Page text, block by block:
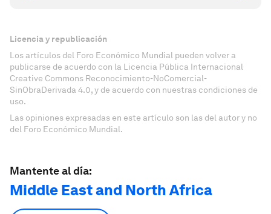
Licencia y republicación
Los artículos del Foro Económico Mundial pueden volver a
publicarse de acuerdo con la Licencia Pública Internacional
Creative Commons Reconocimiento-NoComercial-
SinObraDerivada 4.0, y de acuerdo con nuestras condiciones de
uso.
Las opiniones expresadas en este artículo son las del autor y no
del Foro Económico Mundial.
Mantente al día:
Middle East and North Africa